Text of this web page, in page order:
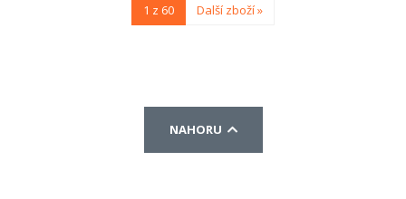
1 z 60 Další zboží »
NAHORU